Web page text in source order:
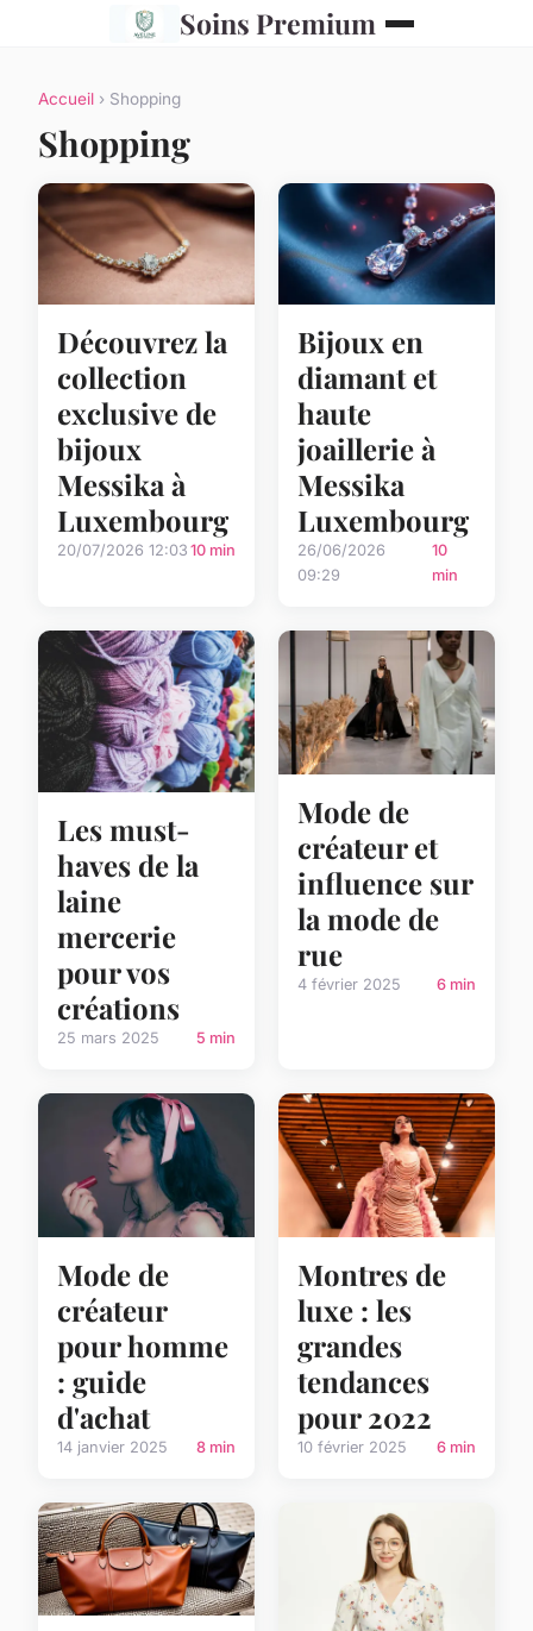
Soins Premium
Accueil › Shopping
Shopping
Découvrez la
collection
exclusive de
bijoux
Messika à
Luxembourg
20/07/2026 12:03 10 min
Bijoux en
diamant et
haute
joaillerie à
Messika
Luxembourg
26/06/2026
09:29
10
min
Les must-
haves de la
laine
mercerie
pour vos
créations
25 mars 2025 5 min
Mode de
créateur et
influence sur
la mode de
rue
4 février 2025 6 min
Mode de
créateur
pour homme
: guide
d'achat
14 janvier 2025 8 min
Montres de
luxe : les
grandes
tendances
pour 2022
10 février 2025 6 min